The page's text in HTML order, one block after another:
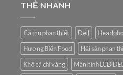
THẺ NHANH
Cá thu phan thiết Dell
Hương Biển Food
Hải sản phan
Khô cá chỉ vàng
Màn hình LCD